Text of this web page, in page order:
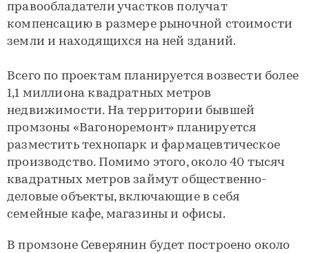
правообладатели участков получат
компенсацию в размере рыночной стоимости
земли и находящихся на ней зданий.
Всего по проектам планируется возвести более
1,1 миллиона квадратных метров
недвижимости. На территории бывшей
промзоны «Вагоноремонт» планируется
разместить технопарк и фармацевтическое
производство. Помимо этого, около 40 тысяч
квадратных метров займут общественно-
деловые объекты, включающие в себя
семейные кафе, магазины и офисы.
В промзоне Северянин будет построено около